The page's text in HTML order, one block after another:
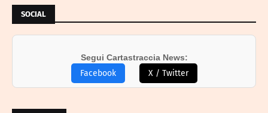
SOCIAL
Segui Cartastraccia News:
Facebook X / Twitter